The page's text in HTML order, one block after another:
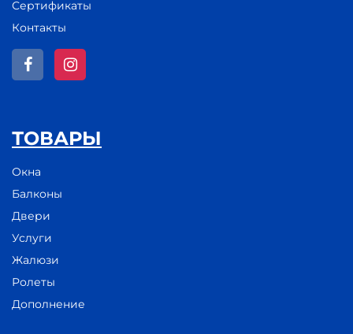
Сертификаты
Контакты
ТОВАРЫ
Окна
Балконы
Двери
Услуги
Жалюзи
Ролеты
Дополнение